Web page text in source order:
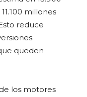
millones
reduce
queden
los motores